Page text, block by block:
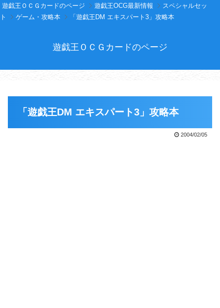
遊戯王ＯＣＧカードのページ 遊戯王OCG最新情報
スペシャルセッ
ト
ゲーム・攻略本 「遊戯王DM エキスパート3」攻略本
遊戯王ＯＣＧカードのページ
「遊戯王DM エキスパート3」攻略本
2004/02/05